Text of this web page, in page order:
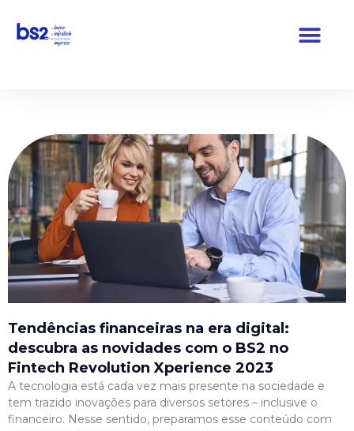
Pular
Tendências financeiras na era digital:
descubra as novidades com o BS2 no
Fintech Revolution Xperience 2023
A tecnologia está cada vez mais presente na sociedade e
tem trazido inovações para diversos setores – inclusive o
financeiro. Nesse sentido, preparamos esse conteúdo com